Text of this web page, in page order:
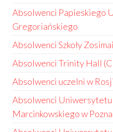
Absolwenci Papieskiego
Gregoriańskiego
Absolwenci Szkoły
Absolwenci Trinity Hall
Absolwenci uczelni w Rosji
Absolwenci
Marcinkowskiego w